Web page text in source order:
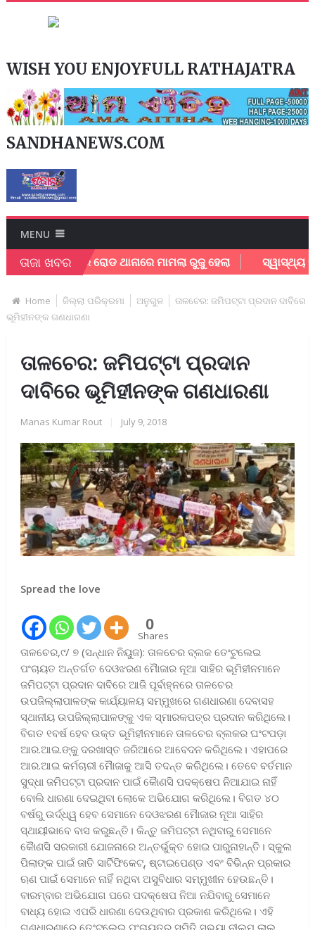
WISH YOU ENJOYFULL RATHAJATRA
SANDHANEWS.COM
MENU
ତାଜା ଖବର
ଯାଜପୁର ରୋଡ ଥାନାରେ ମାମଲା ରୁଜୁ ହେଲା ସ୍ୱାସ୍ଥ୍ୟ ବିଭାଗ
Home ଜିଲ୍ଲା ପରିକ୍ରମା ଅନୁଗୁଳ
ତାଳଚେର: ଜମିପଟ୍ଟା ପ୍ରଦାନ ଦାବିରେ
ଭୂମିହୀନଙ୍କ ଗଣଧାରଣା
ତାଳଚେର: ଜମିପଟ୍ଟା ପ୍ରଦାନ
ଦାବିରେ ଭୂମିହୀନଙ୍କ ଗଣଧାରଣା
Manas Kumar Rout July 9, 2018
Spread the love
0
Shares
ତାଳଚେର,୯/ ୭ (ସନ୍ଧାନ ନିୟୁଜ): ତାଳଚେର ବ୍ଲକ ତେଂଟୁଲେଇ
ପଂଚାୟତ ଅନ୍ତର୍ଗତ ଦେଓଝରଣ ମୈାଜାର ନୂଆ ସାହିର ଭୂମିହୀନମାନେ
ଜମିପଟ୍ଟା ପ୍ରଦାନ ଦାବିରେ ଆଜି ପୂର୍ବାହ୍ନରେ ତାଳଚେର
ଉପଜିଲ୍ଲାପାଳଙ୍କ କାର୍ଯ୍ୟାଳୟ ସମ୍ମୁଖରେ ଗଣଧାରଣା ଦେବାସହ
ସ୍ଥାନୀୟ ଉପଜିଲ୍ଲାପାଳଙ୍କୁ ଏକ ସ୍ମାରକପତ୍ର ପ୍ରଦାନ କରିଥିଲେ।
ବିଗତ ୧ବର୍ଷ ହେବ ଉକ୍ତ ଭୂମିହୀନମାନେ ତାଳଚେର ବ୍ଲକର ଘଂଟପଡ଼ା
ଆର.ଆଇ.ଙ୍କୁ ଦରଖାସ୍ତ ଜରିଆରେ ଆବେଦନ କରିଥିଲେ। ଏହାପରେ
ଆର.ଆଇ କର୍ମଚାରୀ ମୈାଜାକୁ ଆସି ତଦନ୍ତ କରିଥିଲେ। ତେବେ ବର୍ତମାନ
ସୁଦ୍ଧା ଜମିପଟ୍ଟା ପ୍ରଦାନ ପାଇଁ କୈାଣସି ପଦକ୍ଷେପ ନିଆଯାଇ ନାହିଁ
ବୋଲି ଧାରଣା ଦେଇଥିବା ଲୋକେ ଅଭିଯୋଗ କରିଥିଲେ। ବିଗତ ୪୦
ବର୍ଷରୁ ଉର୍ଦ୍ଧ୍ୱ ହେବ ସେମାନେ ଦେଓଝରଣ ମୈାଜାର ନୂଆ ସାହିର
ସ୍ଥାୟୀଭାବେ ବାସ କରୁଛନ୍ତି। କିନ୍ତୁ ଜମିପଟ୍ଟା ନଥିବାରୁ ସେମାନେ
କୈାଣସି ସରକାରୀ ଯୋଜନାରେ ଅନ୍ତର୍ଭୁକ୍ତ ହୋଇ ପାରୁନାହାନ୍ତି। ସ୍କୁଲ
ପିଲାଙ୍କ ପାଇଁ ଜାତି ସାର୍ଟିଫିକେଟ୍, ଷ୍ଟାଇପେଣ୍ଡ ଏବଂ ବିଭିନ୍ନ ପ୍ରକାର
ଋଣ ପାଇଁ ସେମାନେ ନାହିଁ ନଥିବା ଅସୁବିଧାର ସମ୍ମୁଖୀନ ହେଉଛନ୍ତି।
ବାରମ୍ବାର ଅଭିଯୋଗ ପରେ ପଦକ୍ଷେପ ନିଆ ନଯିବାରୁ ସେମାନେ
ବାଧ୍ୟ ହୋଇ ଏପରି ଧାରଣା ଦେଉଥିବାର ପ୍ରକାଶ କରିଥିଲେ। ଏହି
ଗଣଧାରଣାରେ ତେଂଟୁଲେଇ ପଂଚାୟତର ସମିତି ସଭ୍ୟା ନୀଲମ ଲାଲ,